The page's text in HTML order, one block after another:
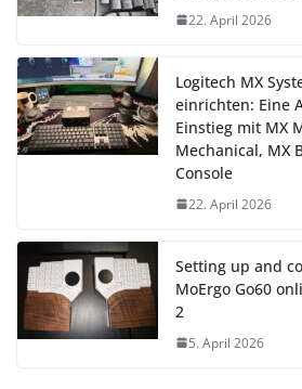
22. April 2026
Logitech MX
einrichten: Eine
Einstieg mit MX
Mechanical, MX
Console
22. April 2026
Setting up and
MoErgo Go60
2
5. April 2026